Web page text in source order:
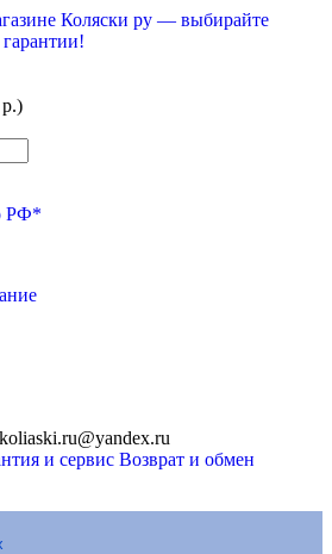
РФ*
koliaski.ru@yandex.ru
и сервис Возврат и обмен